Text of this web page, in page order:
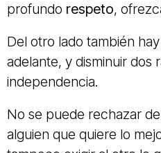
profundo respeto,
Del otro lado también
adelante, y disminuir dos
independencia.
No se puede rechazar
alguien que quiere lo